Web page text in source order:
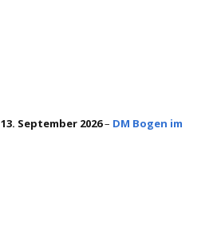
13. September 2026– DM Bogen im